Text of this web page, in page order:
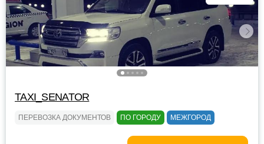
TAXI_SENATOR
ПЕРЕВОЗКА ДОКУМЕНТОВ ПО ГОРОДУ МЕЖГОРОД